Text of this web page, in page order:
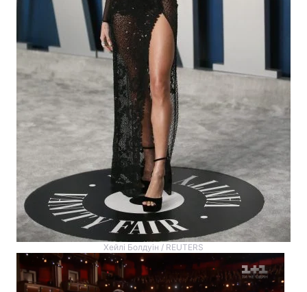
Хейлі Болдуін / REUTERS